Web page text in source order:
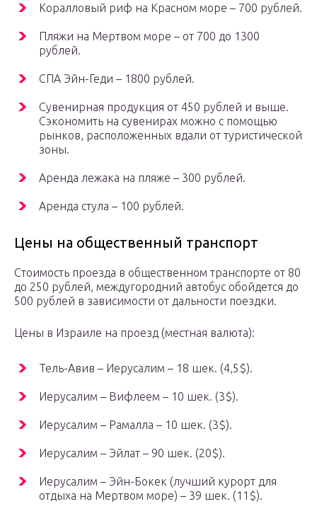
Коралловый риф на Красном море – 700 рублей.
Пляжи на Мертвом море – от 700 до 1300
рублей.
СПА Эйн-Геди – 1800 рублей.
Сувенирная продукция от 450 рублей и выше.
Сэкономить на сувенирах можно с помощью
рынков, расположенных вдали от туристической
зоны.
Аренда лежака на пляже – 300 рублей.
Аренда стула – 100 рублей.
Цены на общественный транспорт
Стоимость проезда в общественном транспорте от 80
до 250 рублей, междугородний автобус обойдется до
500 рублей в зависимости от дальности поездки.
Цены в Израиле на проезд (местная валюта):
Тель-Авив – Иерусалим – 18 шек. (4,5$).
Иерусалим – Вифлеем – 10 шек. (3$).
Иерусалим – Рамалла – 10 шек. (3$).
Иерусалим – Эйлат – 90 шек. (20$).
Иерусалим – Эйн-Бокек (лучший курорт для
отдыха на Мертвом море) – 39 шек. (11$).